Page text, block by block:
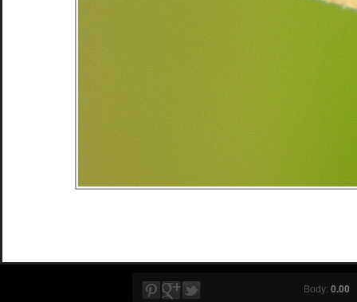
Body: 0.00